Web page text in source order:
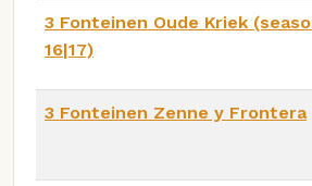
3 Fonteinen Oude Kriek
16|17)
3 Fonteinen Zenne y Frontera